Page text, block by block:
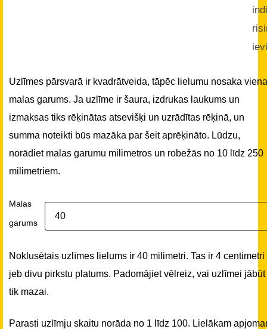
Uzlīmes pārsvarā ir kvadrātveida, tāpēc lielumu nosaka
malas garums. Ja uzlīme ir šaura, izdrukas laukums un
izmaksas tiks rēķinātas atsevišķi un uzrādītas rēķinā, un
summa noteikti būs mazāka par šeit aprēķināto. Lūdzu,
norādiet malas garumu milimetros un robežās no 10 līdz 250
milimetriem.
Malas
garums
Noklusētais uzlīmes lielums ir 40 milimetri. Tas ir 4 centimetri
jeb divu pirkstu platums. Padomājiet vēlreiz, vai uzlīmei jābūt
tik mazai.
Parasti uzlīmju skaitu norāda no 1 līdz 100. Lielākam